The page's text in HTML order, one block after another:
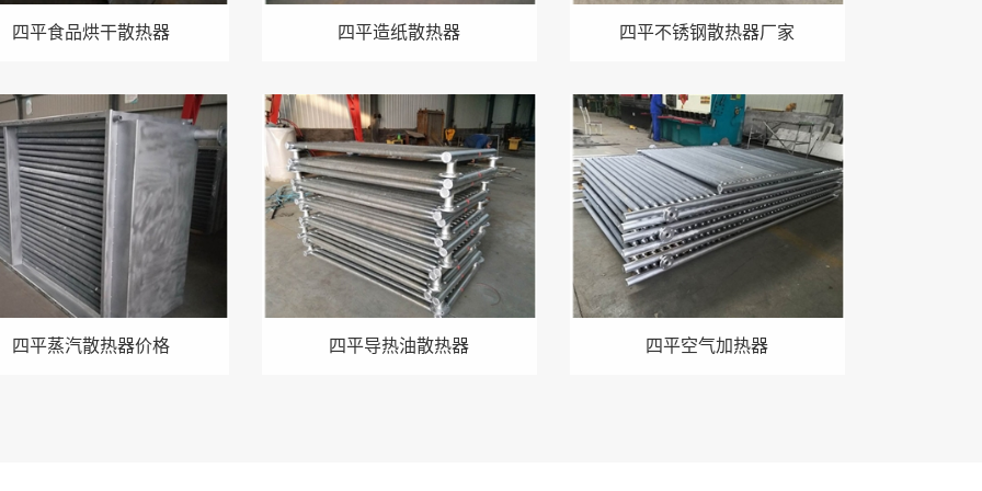
四平食品烘干散热器 四平造纸散热器 四平不锈钢散热器厂家
四平蒸汽散热器价格 四平导热油散热器 四平空气加热器